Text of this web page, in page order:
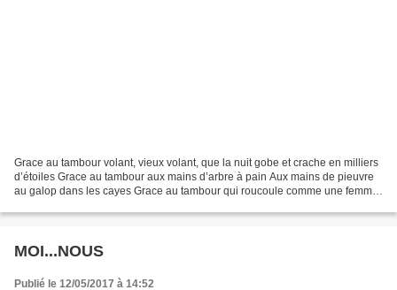
Grace au tambour volant, vieux volant, que la nuit gobe et crache en milliers
d’étoiles Grace au tambour aux mains d’arbre à pain Aux mains de pieuvre
au galop dans les cayes Grace au tambour qui roucoule comme une femme
MOI...NOUS
Publié le 12/05/2017 à 14:52